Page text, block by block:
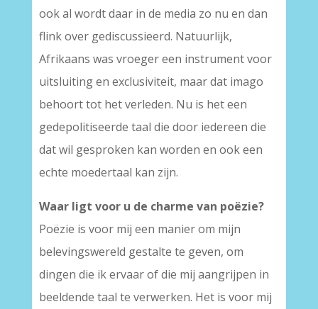
ook al wordt daar in de media zo nu en dan
flink over gediscussieerd. Natuurlijk,
Afrikaans was vroeger een instrument voor
uitsluiting en exclusiviteit, maar dat imago
behoort tot het verleden. Nu is het een
gedepolitiseerde taal die door iedereen die
dat wil gesproken kan worden en ook een
echte moedertaal kan zijn.
Waar ligt voor u de charme van poëzie?
Poëzie is voor mij een manier om mijn
belevingswereld gestalte te geven, om
dingen die ik ervaar of die mij aangrijpen in
beeldende taal te verwerken. Het is voor mij